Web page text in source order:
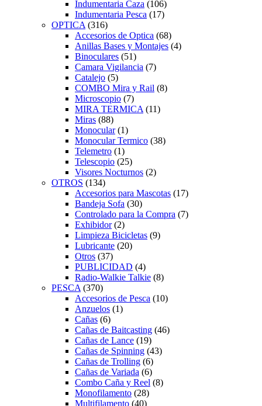
Indumentaria Caza (106)
Indumentaria Pesca (17)
OPTICA (316)
Accesorios de Optica (68)
Anillas Bases y Montajes (4)
Binoculares (51)
Camara Vigilancia (7)
Catalejo (5)
COMBO Mira y Rail (8)
Microscopio (7)
MIRA TERMICA (11)
Miras (88)
Monocular (1)
Monocular Termico (38)
Telemetro (1)
Telescopio (25)
Visores Nocturnos (2)
OTROS (134)
Accesorios para Mascotas (17)
Bandeja Sofa (30)
Controlado para la Compra (7)
Exhibidor (2)
Limpieza Bicicletas (9)
Lubricante (20)
Otros (37)
PUBLICIDAD (4)
Radio-Walkie Talkie (8)
PESCA (370)
Accesorios de Pesca (10)
Anzuelos (1)
Cañas (6)
Cañas de Baitcasting (46)
Cañas de Lance (19)
Cañas de Spinning (43)
Cañas de Trolling (6)
Cañas de Variada (6)
Combo Caña y Reel (8)
Monofilamento (28)
Multifilamento (40)